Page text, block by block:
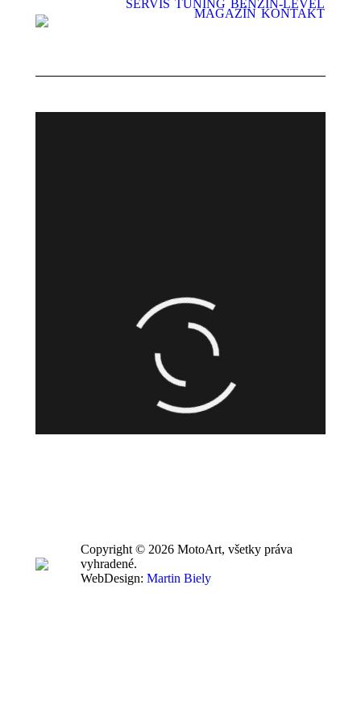
SERVIS TUNING BENZIN-LEVEL
MAGAZÍN KONTAKT
Copyright © 2026 MotoArt, všetky práva
vyhradené.
WebDesign: Martin Biely